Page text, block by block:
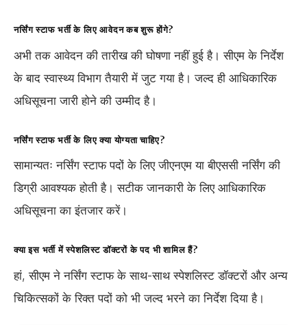
नर्सिंग स्टाफ भर्ती के लिए आवेदन कब शुरू होंगे?
अभी तक आवेदन की तारीख की घोषणा नहीं हुई है। सीएम के निर्देश
के बाद स्वास्थ्य विभाग तैयारी में जुट गया है। जल्द ही आधिकारिक
अधिसूचना जारी होने की उम्मीद है।
नर्सिंग स्टाफ भर्ती के लिए क्या योग्यता चाहिए?
सामान्यतः नर्सिंग स्टाफ पदों के लिए जीएनएम या बीएससी नर्सिंग की
डिग्री आवश्यक होती है। सटीक जानकारी के लिए आधिकारिक
अधिसूचना का इंतजार करें।
क्या इस भर्ती में स्पेशलिस्ट डॉक्टरों के पद भी शामिल हैं?
हां, सीएम ने नर्सिंग स्टाफ के साथ-साथ स्पेशलिस्ट डॉक्टरों और अन्य
चिकित्सकों के रिक्त पदों को भी जल्द भरने का निर्देश दिया है।